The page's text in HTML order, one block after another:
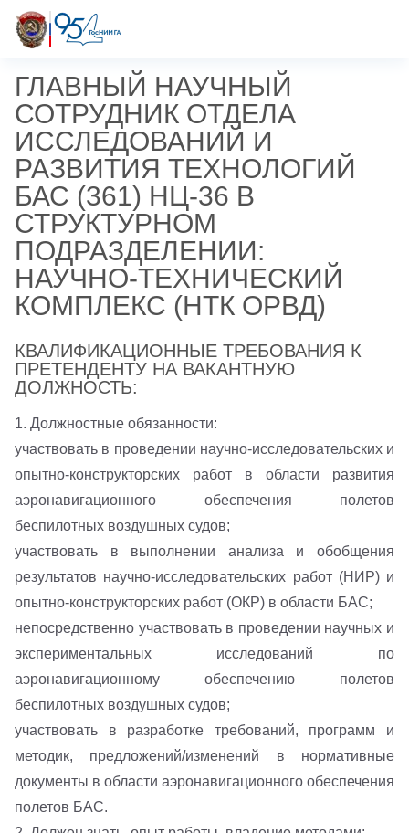
ГЛАВНЫЙ НАУЧНЫЙ
СОТРУДНИК ОТДЕЛА
ИССЛЕДОВАНИЙ И
РАЗВИТИЯ ТЕХНОЛОГИЙ
БАС (361) НЦ-36 В
СТРУКТУРНОМ
ПОДРАЗДЕЛЕНИИ:
НАУЧНО-ТЕХНИЧЕСКИЙ
КОМПЛЕКС (НТК ОРВД)
КВАЛИФИКАЦИОННЫЕ ТРЕБОВАНИЯ К
ПРЕТЕНДЕНТУ НА ВАКАНТНУЮ
ДОЛЖНОСТЬ:
1. Должностные обязанности:
участвовать в проведении научно-исследовательских и
опытно-конструкторских работ в области развития
аэронавигационного обеспечения полетов
беспилотных воздушных судов;
участвовать в выполнении анализа и обобщения
результатов научно-исследовательских работ (НИР) и
опытно-конструкторских работ (ОКР) в области БАС;
непосредственно участвовать в проведении научных и
экспериментальных исследований по
аэронавигационному обеспечению полетов
беспилотных воздушных судов;
участвовать в разработке требований, программ и
методик, предложений/изменений в нормативные
документы в области аэронавигационного обеспечения
полетов БАС.